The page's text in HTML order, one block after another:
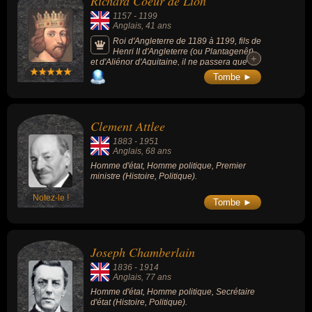
1157 - 1199
Anglais , 41 ans
Roi d'Angleterre de 1189 à 1199, fils de
Henri II d'Angleterre (ou Plantagenêt)
et d'Aliénor d'Aquitaine, il ne passera que
quelques mois dans le royaume d'Angleterre
et utilisera toutes ses ressources pour partir
allié contre son propre père. Ces territoires,
pour lesquels il avait prêté allégeance à
Philippe, constituaient la plus grande partie
de son héritage Plantagenêt. Avant d'être roi
d'Angleterre, Richard fut donc surtout un
prince du continent, surtout désireux d'entrer
La légende de Robin des bois se situe
traditionnellement durant son règne.
+
+
Tombe ►
Notez-le !
Clement Attlee
1883 - 1951
Anglais, 68 ans
Homme d'état, Homme politique, Premier
ministre (Histoire, Politique).
Tombe ►
Joseph Chamberlain
1836 - 1914
Anglais , 77 ans
Homme d'état, Homme politique, Secrétaire
d'état (Histoire, Politique).